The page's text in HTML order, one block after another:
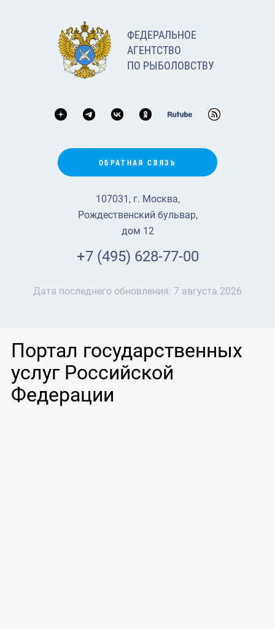
ФЕДЕРАЛЬНОЕ
АГЕНТСТВО
ПО РЫБОЛОВСТВУ
ОБРАТНАЯ СВЯЗЬ
107031, г. Москва,
Рождественский бульвар,
дом 12
+7 (495) 628-77-00
Дата последнего обновления: 7 августа 2026
Портал государственных
услуг Российской
Федерации